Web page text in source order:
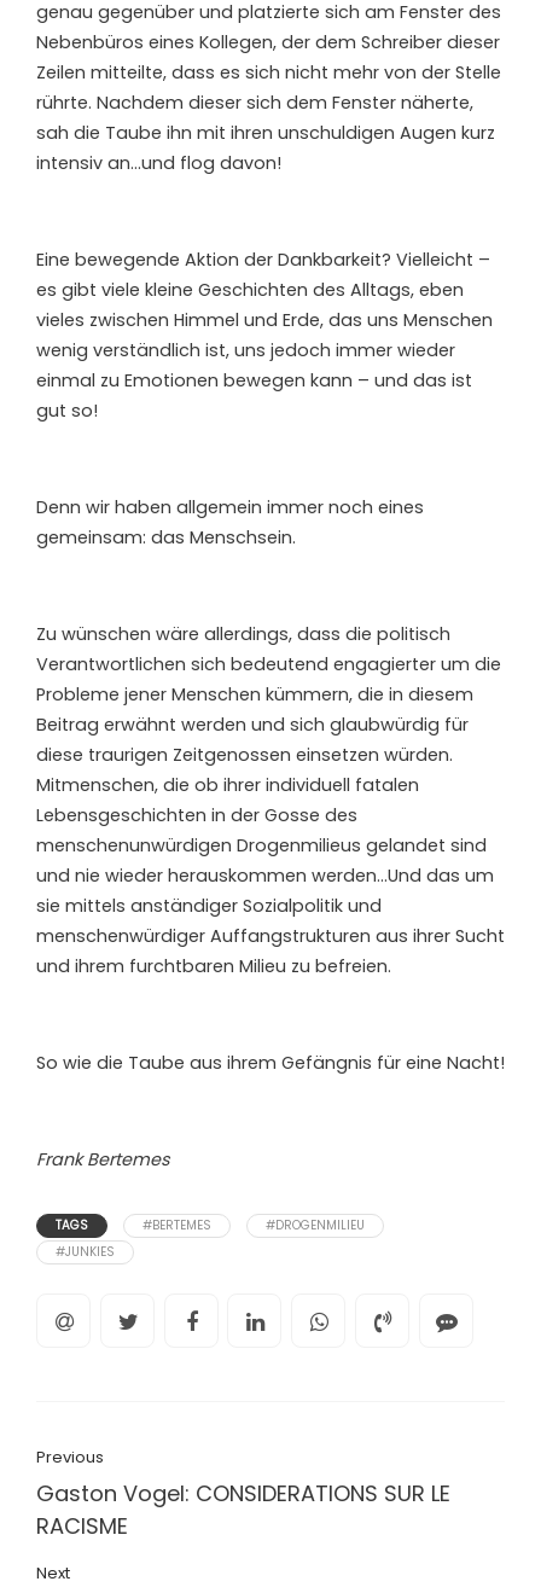
genau gegenüber und platzierte sich am Fenster des
Nebenbüros eines Kollegen, der dem Schreiber dieser
Zeilen mitteilte, dass es sich nicht mehr von der Stelle
rührte. Nachdem dieser sich dem Fenster näherte,
sah die Taube ihn mit ihren unschuldigen Augen kurz
intensiv an…und flog davon!
Eine bewegende Aktion der Dankbarkeit? Vielleicht –
es gibt viele kleine Geschichten des Alltags, eben
vieles zwischen Himmel und Erde, das uns Menschen
wenig verständlich ist, uns jedoch immer wieder
einmal zu Emotionen bewegen kann – und das ist
gut so!
Denn wir haben allgemein immer noch eines
gemeinsam: das Menschsein.
Zu wünschen wäre allerdings, dass die politisch
Verantwortlichen sich bedeutend engagierter um die
Probleme jener Menschen kümmern, die in diesem
Beitrag erwähnt werden und sich glaubwürdig für
diese traurigen Zeitgenossen einsetzen würden.
Mitmenschen, die ob ihrer individuell fatalen
Lebensgeschichten in der Gosse des
menschenunwürdigen Drogenmilieus gelandet sind
und nie wieder herauskommen werden…Und das um
sie mittels anständiger Sozialpolitik und
menschenwürdiger Auffangstrukturen aus ihrer Sucht
und ihrem furchtbaren Milieu zu befreien.
So wie die Taube aus ihrem Gefängnis für eine Nacht!
Frank Bertemes
TAGS #BERTEMES
#DROGENMILIEU
#JUNKIES
Previous
Gaston Vogel: CONSIDERATIONS SUR LE
RACISME
Next